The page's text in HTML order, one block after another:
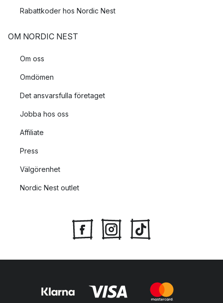
Rabattkoder hos Nordic Nest
OM NORDIC NEST
Om oss
Omdömen
Det ansvarsfulla företaget
Jobba hos oss
Affiliate
Press
Välgörenhet
Nordic Nest outlet